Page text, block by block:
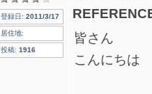
登録日: 2011/3/17
居住地:
投稿: 1916
皆さん
こんにちは